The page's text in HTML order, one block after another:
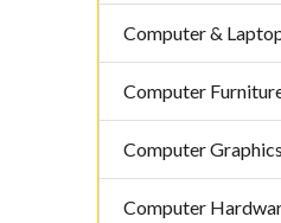
Computer &
Computer
Computer Graphics
Computer